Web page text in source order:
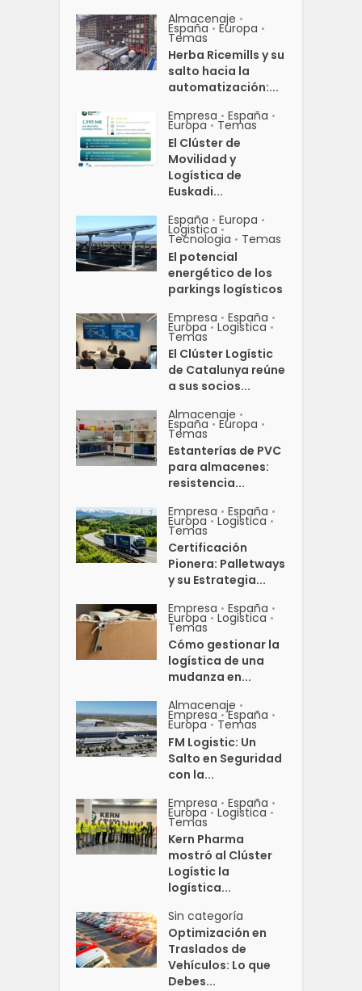
Almacenaje •
España • Europa •
Temas
Herba Ricemills y su
salto hacia la
automatización:...
Empresa • España •
Europa • Temas
El Clúster de
Movilidad y
Logística de
Euskadi...
España • Europa •
Logistica •
Tecnologia • Temas
El potencial
energético de los
parkings logísticos
Empresa • España •
Europa • Logistica •
Temas
El Clúster Logístic
de Catalunya reúne
a sus socios...
Almacenaje •
España • Europa •
Temas
Estanterías de PVC
para almacenes:
resistencia...
Empresa • España •
Europa • Logistica •
Temas
Certificación
Pionera: Palletways
y su Estrategia...
Empresa • España •
Europa • Logistica •
Temas
Cómo gestionar la
logística de una
mudanza en...
Almacenaje •
Empresa • España •
Europa • Temas
FM Logistic: Un
Salto en Seguridad
con la...
Empresa • España •
Europa • Logistica •
Temas
Kern Pharma
mostró al Clúster
Logístic la
logística...
Sin categoría
Optimización en
Traslados de
Vehículos: Lo que
Debes...